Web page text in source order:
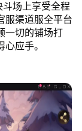
场上享受全程
服渠道服全平台
一切的铺场打
应手。